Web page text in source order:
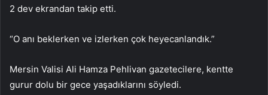
2 dev ekrandan takip etti.
“O anı beklerken ve izlerken çok heyecanlandık.”
Mersin Valisi Ali Hamza Pehlivan gazetecilere, kentte
gurur dolu bir gece yaşadıklarını söyledi.